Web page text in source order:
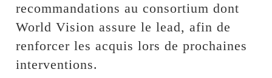
recommandations au consortium dont
World Vision assure le lead, afin de
renforcer les acquis lors de prochaines
interventions.